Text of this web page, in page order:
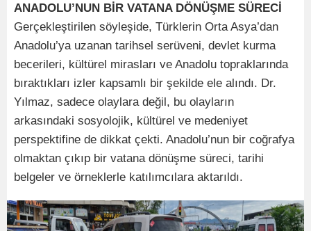
ANADOLU’NUN BİR VATANA DÖNÜŞME SÜRECİ
Gerçekleştirilen söyleşide, Türklerin Orta Asya’dan
Anadolu’ya uzanan tarihsel serüveni, devlet kurma
becerileri, kültürel mirasları ve Anadolu topraklarında
bıraktıkları izler kapsamlı bir şekilde ele alındı. Dr.
Yılmaz, sadece olaylara değil, bu olayların
arkasındaki sosyolojik, kültürel ve medeniyet
perspektifine de dikkat çekti. Anadolu’nun bir coğrafya
olmaktan çıkıp bir vatana dönüşme süreci, tarihi
belgeler ve örneklerle katılımcılara aktarıldı.